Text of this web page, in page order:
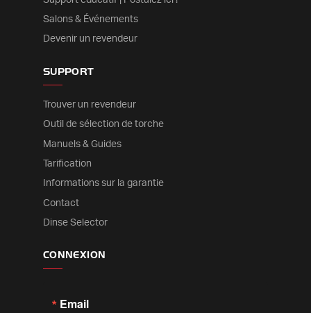
Salons & Événements
Devenir un revendeur
SUPPORT
Trouver un revendeur
Outil de sélection de torche
Manuels & Guides
Tarification
Informations sur la garantie
Contact
Dinse Selector
CONNEXION
Email